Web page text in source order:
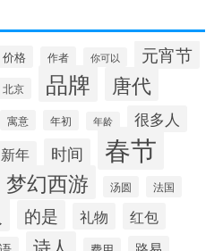
价格 作者 你可以 元宵节
北京 品牌 唐代
寓意 年初 年龄 很多人
新年 时间 春节
梦幻西游 汤圆 法国
的是 礼物 红包